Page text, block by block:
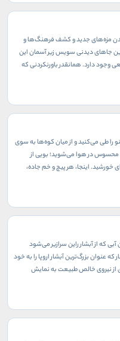
است.
مزه‌های جدید و کشف فرهنگ‌ها و
جاهای دیدنی سویس زیر آسمان این
وجود دارد. همانقدر باورنکردنی که
یا «شبیه نقاشی‌هاست!».
را طی می‌کنید و از میان کوه‌ها به سوی
محسوس در هوا می‌شوید؛ بویی از
خورشید. اینجا، هر پیچ و خم جاده،
که از آبشار راین سرازیر می‌شود
عنوان بزرگ‌ترین آبشار اروپا را به خود
نیروی خالص طبیعت به نمایش
بکر است.